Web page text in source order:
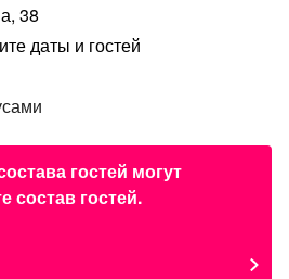
38
даты и гостей
гостей могут
состав гостей.